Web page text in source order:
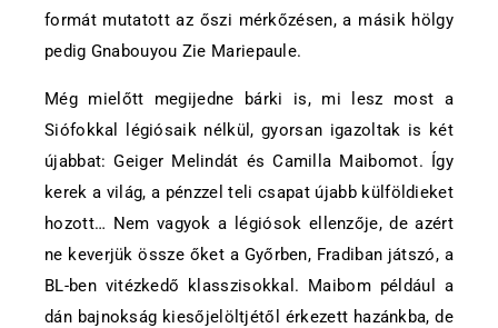
formát mutatott az őszi mérkőzésen, a másik hölgy
pedig Gnabouyou Zie Mariepaule.
Még mielőtt megijedne bárki is, mi lesz most a
Siófokkal légiósaik nélkül, gyorsan igazoltak is két
újabbat: Geiger Melindát és Camilla Maibomot. Így
kerek a világ, a pénzzel teli csapat újabb külföldieket
hozott… Nem vagyok a légiósok ellenzője, de azért
ne keverjük össze őket a Győrben, Fradiban játszó, a
BL-ben vitézkedő klasszisokkal. Maibom például a
dán bajnokság kiesőjelöltjétől érkezett hazánkba, de